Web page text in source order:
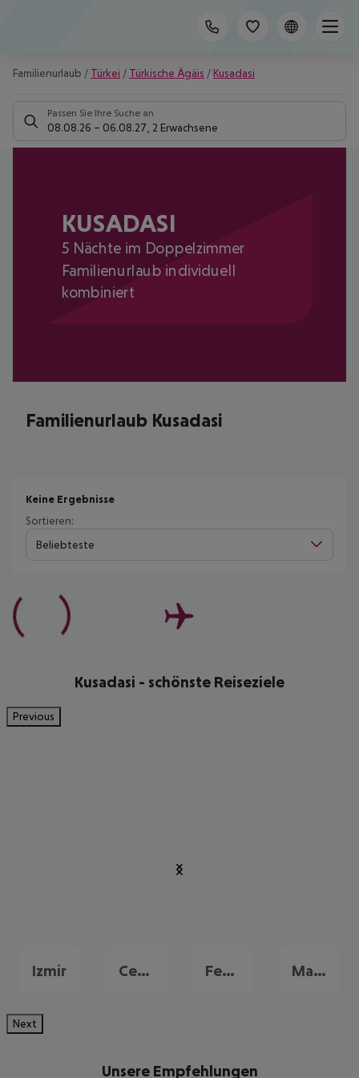
Familienurlaub / Türkei / Türkische Ägäis / Kusadasi
Passen Sie Ihre Suche an
08.08.26 – 06.08.27 2 Erwachsene
KUSADASI
5 Nächte im Doppelzimmer
Familienurlaub individuell
kombiniert
Familienurlaub Kusadasi
Keine Ergebnisse
Sortieren:
Beliebteste
Kusadasi - schönste Reiseziele
Previous
Izmir Cesme Fethiye Marmaris
Next
Unsere Empfehlungen